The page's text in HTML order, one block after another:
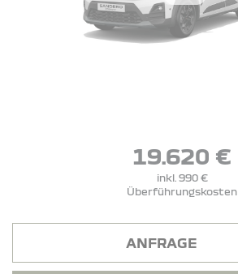
19.620 €
inkl. 990 €
Überführungskosten
ANFRAGE